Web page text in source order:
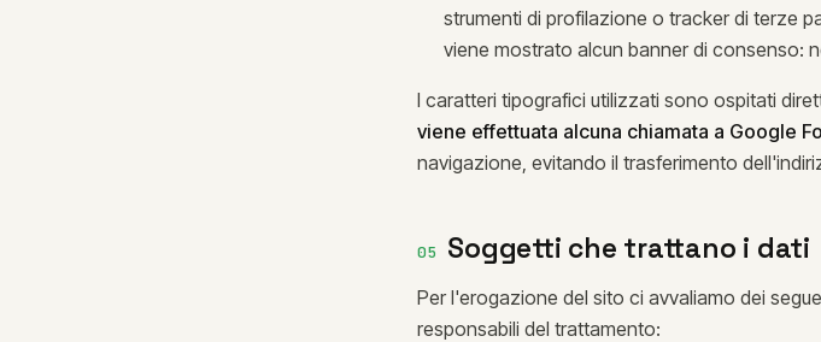
strumenti di profilazione o tracker di terze
viene mostrato alcun banner di consenso:
I caratteri tipografici utilizzati sono ospitati
viene effettuata alcuna chiamata a Google
navigazione, evitando il trasferimento
05 Soggetti che trattano i dati
Per l'erogazione del sito ci avvaliamo dei
responsabili del trattamento: